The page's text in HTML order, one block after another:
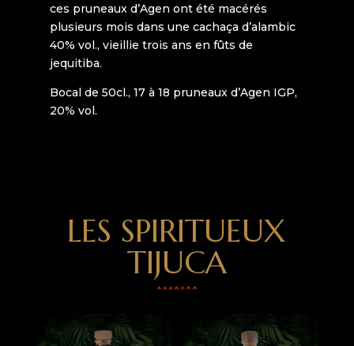
ces pruneaux d’Agen ont été macérés
plusieurs mois dans une cachaça d’alambic
40% vol., vieillie trois ans en fûts de
jequitiba.
Bocal de 50cl., 17 à 18 pruneaux d’Agen IGP,
20% vol.
LES SPIRITUEUX
TIJUCA